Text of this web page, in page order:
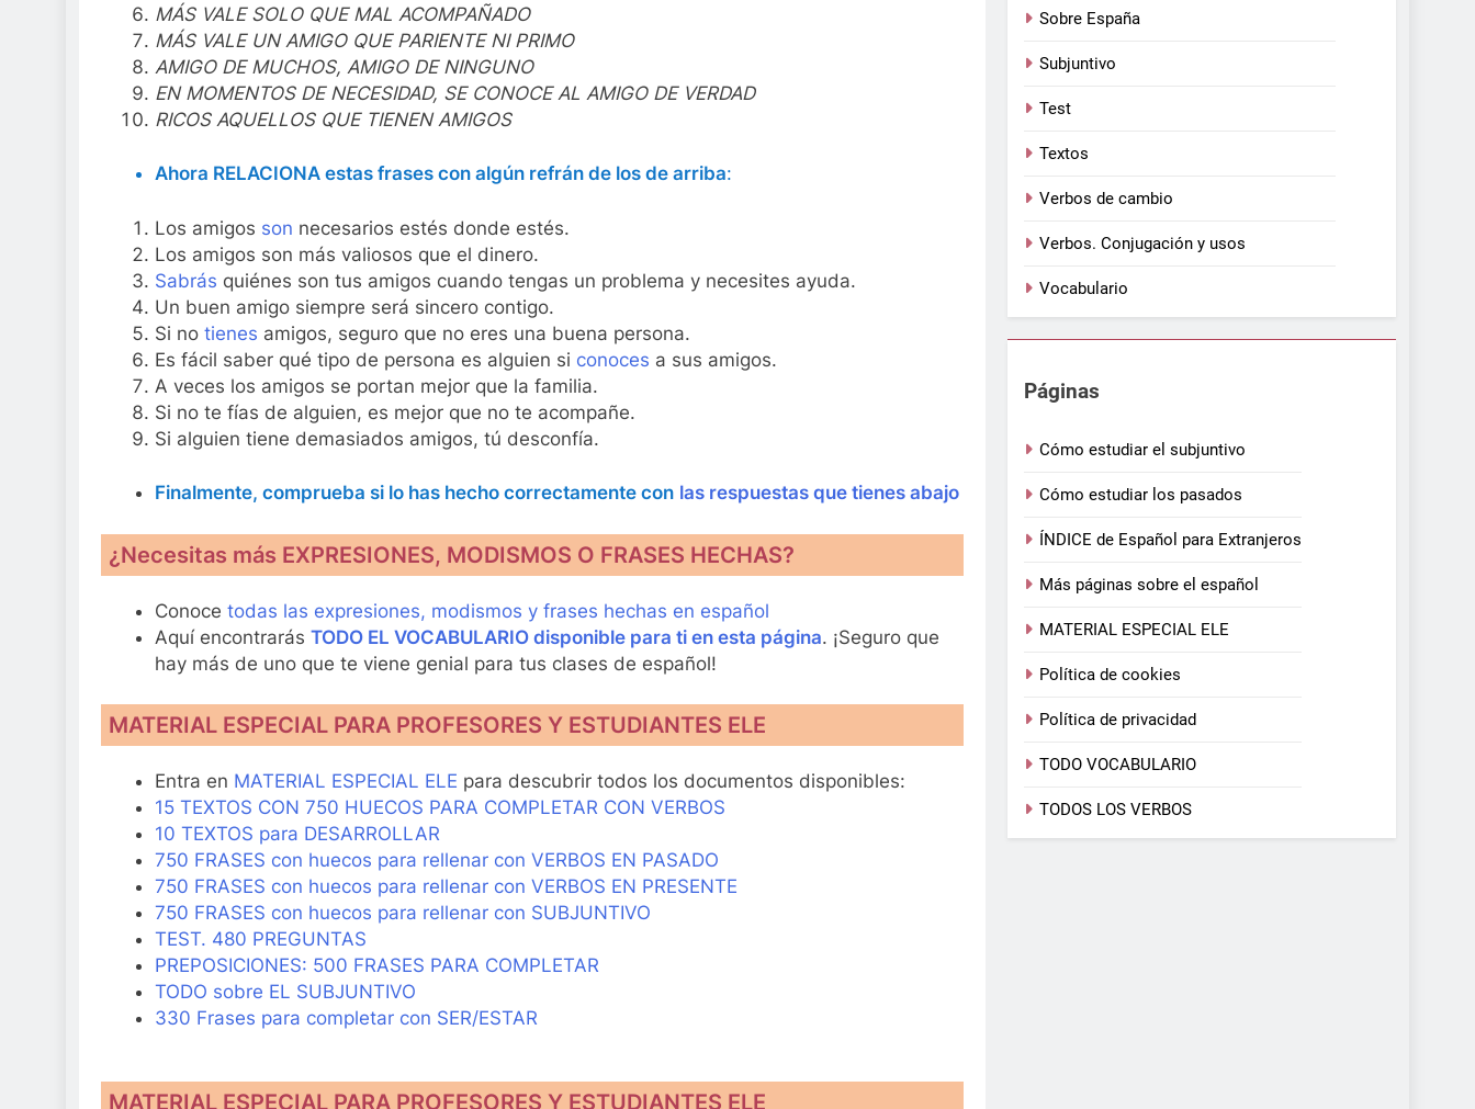
MÁS VALE SOLO QUE MAL ACOMPAÑADO
MÁS VALE UN AMIGO QUE PARIENTE NI PRIMO
AMIGO DE MUCHOS, AMIGO DE NINGUNO
EN MOMENTOS DE NECESIDAD, SE CONOCE AL AMIGO DE VERDAD
RICOS AQUELLOS QUE TIENEN AMIGOS
Ahora RELACIONA estas frases con algún refrán de los de arriba:
Los amigos son necesarios estés donde estés.
Los amigos son más valiosos que el dinero.
Sabrás quiénes son tus amigos cuando tengas un problema y necesites ayuda.
Un buen amigo siempre será sincero contigo.
Si no tienes amigos, seguro que no eres una buena persona.
Es fácil saber qué tipo de persona es alguien si conoces a sus amigos.
A veces los amigos se portan mejor que la familia.
Si no te fías de alguien, es mejor que no te acompañe.
Si alguien tiene demasiados amigos, tú desconfía.
Finalmente, comprueba si lo has hecho correctamente con las respuestas que tienes abajo
¿Necesitas más EXPRESIONES, MODISMOS O FRASES HECHAS?
Conoce todas las expresiones, modismos y frases hechas en español
Aquí encontrarás TODO EL VOCABULARIO disponible para ti en esta página. ¡Seguro que
hay más de uno que te viene genial para tus clases de español!
MATERIAL ESPECIAL PARA PROFESORES Y ESTUDIANTES ELE
Entra en MATERIAL ESPECIAL ELE para descubrir todos los documentos disponibles:
15 TEXTOS CON 750 HUECOS PARA COMPLETAR CON VERBOS
10 TEXTOS para DESARROLLAR
750 FRASES con huecos para rellenar con VERBOS EN PASADO
750 FRASES con huecos para rellenar con VERBOS EN PRESENTE
750 FRASES con huecos para rellenar con SUBJUNTIVO
TEST. 480 PREGUNTAS
PREPOSICIONES: 500 FRASES PARA COMPLETAR
TODO sobre EL SUBJUNTIVO
330 Frases para completar con SER/ESTAR
MATERIAL ESPECIAL PARA PROFESORES Y ESTUDIANTES ELE
Sobre España
Subjuntivo
Test
Textos
Verbos de cambio
Verbos. Conjugación y usos
Vocabulario
Páginas
Cómo estudiar el subjuntivo
Cómo estudiar los pasados
ÍNDICE de Español para Extranjeros
Más páginas sobre el español
MATERIAL ESPECIAL ELE
Política de cookies
Política de privacidad
TODO VOCABULARIO
TODOS LOS VERBOS